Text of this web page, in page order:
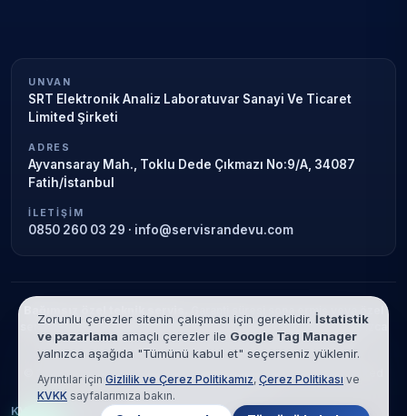
UNVAN
SRT Elektronik Analiz Laboratuvar Sanayi Ve Ticaret
Limited Şirketi
ADRES
Ayvansaray Mah., Toklu Dede Çıkmazı No:9/A, 34087
Fatih/İstanbul
İLETIŞIM
0850 260 03 29 · info@servisrandevu.com
Garanti süresi sona ermiş veya özel
servis kapsamındaki cihazlar için hizmet verilir. Marka adları yalnızca
tanımlama amaçlıdır; yetkili servis ilişkisi bulunmamaktadır.
© 2026 SRT Elektronik Analiz Laboratuvar Sanayi Ve Ticaret Limited
Şirketi. Tüm hakları saklıdır.
KVKK
Çerez Politikası Hizmet Şartları
Zorunlu çerezler sitenin çalışması için gereklidir. İstatistik
ve pazarlama amaçlı çerezler ile Google Tag Manager
yalnızca aşağıda "Tümünü kabul et" seçerseniz yüklenir.
Ayrıntılar için Gizlilik ve Çerez Politikamız, Çerez Politikası ve
KVKK sayfalarımıza bakın.